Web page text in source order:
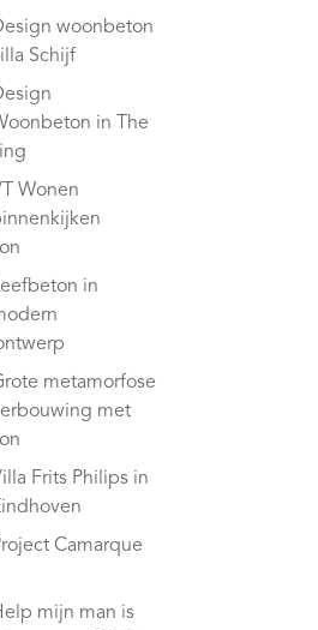
woonbeton
Schijf
in The
Wonen
in
metamorfose
met
Frits Philips in
Camarque
mijn man is